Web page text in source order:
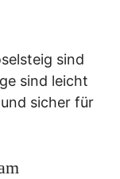
sind
sind leicht
sicher für